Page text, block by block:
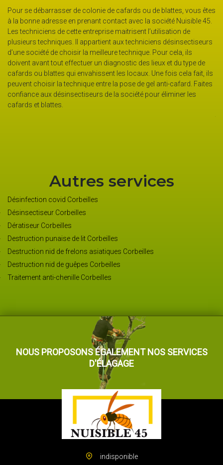
de colonie de cafards ou de blattes, vous êtes
en prenant contact avec la société Nuisible 45.
de cette entreprise maitrisent l’utilisation de
Il appartient aux techniciens désinsectiseurs
de choisir la meilleure technique. Pour cela, ils
tout effectuer un diagnostic des lieux et du type de
qui envahissent les locaux. Une fois cela fait, ils
la technique entre la pose de gel anti-cafard. Faites
désinsectiseurs de la société pour éliminer les
blattes
L’entreprise
interventions
Elle effectue
insectes par
éliminer les
nids de guêpes
(germanique,
techniciens
Autres services
Désinfection covid Corbeilles
Désinsectiseur Corbeilles
Dératiseur Corbeilles
Destruction punaise de lit Corbeilles
Destruction nid de frelons asiatiques Corbeilles
Destruction nid de guêpes Corbeilles
Traitement anti-chenille Corbeilles
NOUS PROPOSONS ÉGALEMENT NOS SERVICES
D'ÉLAGAGE
indisponible